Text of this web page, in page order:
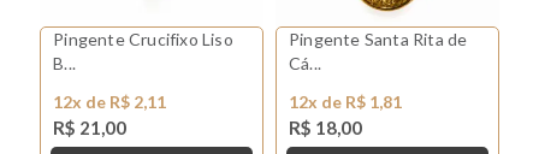
Pingente Crucifixo Liso
B...
12x de R$ 2,11
R$ 21,00
Pingente Santa Rita de
Cá...
12x de R$ 1,81
R$ 18,00